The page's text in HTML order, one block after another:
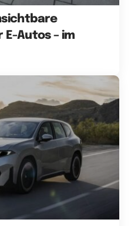
Autos – im